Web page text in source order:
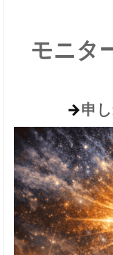
モニタ
→申